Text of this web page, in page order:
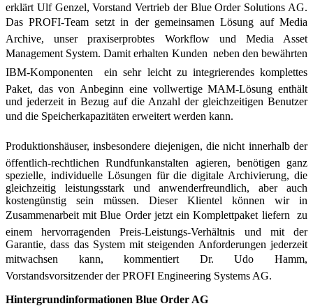
erklärt Ulf Genzel, Vorstand Vertrieb der Blue Order Solutions AG.
Das PROFI-Team setzt in der gemeinsamen Lösung auf Media
Archive, unser praxiserprobtes Workflow und Media Asset
Management System. Damit erhalten Kunden  neben den bewährten
IBM-Komponenten  ein sehr leicht zu integrierendes komplettes
Paket, das von Anbeginn eine vollwertige MAM-Lösung enthält
und jederzeit in Bezug auf die Anzahl der gleichzeitigen Benutzer
und die Speicherkapazitäten erweitert werden kann.
Produktionshäuser, insbesondere diejenigen, die nicht innerhalb der
öffentlich-rechtlichen Rundfunkanstalten agieren, benötigen ganz
spezielle, individuelle Lösungen für die digitale Archivierung, die
gleichzeitig leistungsstark und anwenderfreundlich, aber auch
kostengünstig sein müssen. Dieser Klientel können wir in
Zusammenarbeit mit Blue Order jetzt ein Komplettpaket liefern  zu
einem hervorragenden Preis-Leistungs-Verhältnis und mit der
Garantie, dass das System mit steigenden Anforderungen jederzeit
mitwachsen kann, kommentiert Dr. Udo Hamm,
Vorstandsvorsitzender der PROFI Engineering Systems AG.
Hintergrundinformationen Blue Order AG